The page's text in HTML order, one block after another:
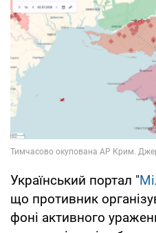
Український портал "
що противник
фоні активного